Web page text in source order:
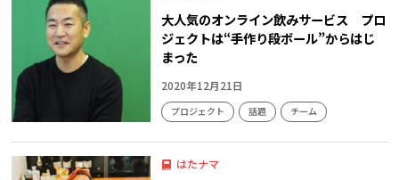
大人気のオンライン飲みサービス プロ
ジェクトは“手作り段ボール”からはじ
まった
2020年12月21日
プロジェクト 話題 チーム
商品開発
はたナマ